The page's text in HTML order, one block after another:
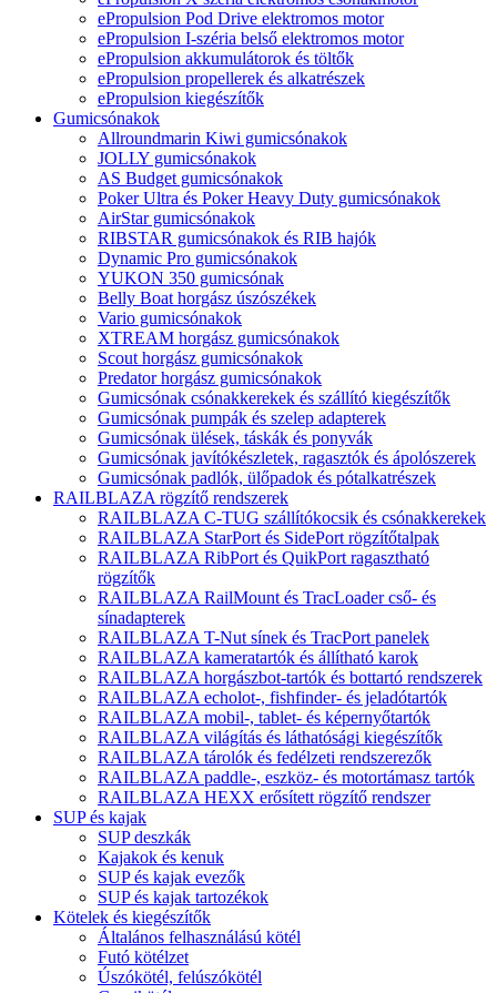
ePropulsion Pod Drive elektromos motor
ePropulsion I-széria belső elektromos motor
ePropulsion akkumulátorok és töltők
ePropulsion propellerek és alkatrészek
ePropulsion kiegészítők
Gumicsónakok
Allroundmarin Kiwi gumicsónakok
JOLLY gumicsónakok
AS Budget gumicsónakok
Poker Ultra és Poker Heavy Duty gumicsónakok
AirStar gumicsónakok
RIBSTAR gumicsónakok és RIB hajók
Dynamic Pro gumicsónakok
YUKON 350 gumicsónak
Belly Boat horgász úszószékek
Vario gumicsónakok
XTREAM horgász gumicsónakok
Scout horgász gumicsónakok
Predator horgász gumicsónakok
Gumicsónak csónakkerekek és szállító kiegészítők
Gumicsónak pumpák és szelep adapterek
Gumicsónak ülések, táskák és ponyvák
Gumicsónak javítókészletek, ragasztók és ápolószerek
Gumicsónak padlók, ülőpadok és pótalkatrészek
RAILBLAZA rögzítő rendszerek
RAILBLAZA C-TUG szállítókocsik és csónakkerekek
RAILBLAZA StarPort és SidePort rögzítőtalpak
RAILBLAZA RibPort és QuikPort ragasztható
rögzítők
RAILBLAZA RailMount és TracLoader cső- és
sínadapterek
RAILBLAZA T-Nut sínek és TracPort panelek
RAILBLAZA kameratartók és állítható karok
RAILBLAZA horgászbot-tartók és bottartó rendszerek
RAILBLAZA echolot-, fishfinder- és jeladótartók
RAILBLAZA mobil-, tablet- és képernyőtartók
RAILBLAZA világítás és láthatósági kiegészítők
RAILBLAZA tárolók és fedélzeti rendszerezők
RAILBLAZA paddle-, eszköz- és motortámasz tartók
RAILBLAZA HEXX erősített rögzítő rendszer
SUP és kajak
SUP deszkák
Kajakok és kenuk
SUP és kajak evezők
SUP és kajak tartozékok
Kötelek és kiegészítők
Általános felhasználású kötél
Futó kötélzet
Úszókötél, felúszókötél